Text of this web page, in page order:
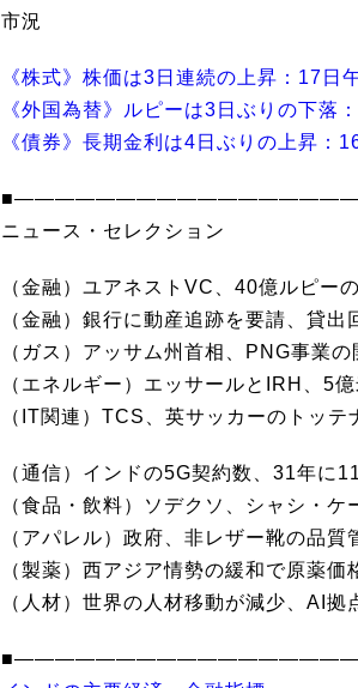
市況
《株式》株価は3日連続の上昇：17日
《外国為替》ルピーは3日ぶりの下落
《債券》長期金利は4日ぶりの上昇：
ニュース・セレクション
（金融）ユアネストVC、40億ルピー
（金融）銀行に動産追跡を要請、貸出
（ガス）アッサム州首相、PNG事業
（エネルギー）エッサールとIRH、5
（IT関連）TCS、英サッカーのトッ
（通信）インドの5G契約数、31年に
（食品・飲料）ソデクソ、シャシ・ケ
（アパレル）政府、非レザー靴の品
（製薬）西アジア情勢の緩和で原薬
（人材）世界の人材移動が減少、AI拠